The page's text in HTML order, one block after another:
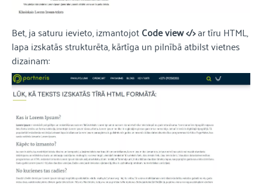
Bet, ja saturu ievieto, izmantojotCode view </>ar tīru HTML,
lapa izskatās strukturēta, kārtīga un pilnībā atbilst vietnes
dizainam: